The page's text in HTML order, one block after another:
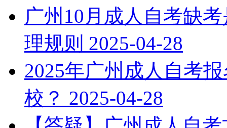
广州10月成人自考缺
理规则 2025-04-28
2025年广州成人自考
校？ 2025-04-28